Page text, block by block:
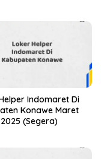
Indomaret Di
Konawe Maret
(Segera)